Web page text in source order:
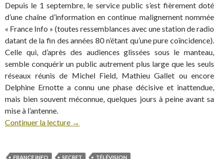
Depuis le 1 septembre, le service public s’est fièrement doté
d’une chaîne d’information en continue malignement nommée
« France Info » (toutes ressemblances avec une station de radio
datant de la fin des années 80 n’étant qu’une pure coïncidence).
Celle qui, d’après des audiences glissées sous le manteau,
semble conquérir un public autrement plus large que les seuls
réseaux réunis de Michel Field, Mathieu Gallet ou encore
Delphine Ernotte a connu une phase décisive et inattendue,
mais bien souvent méconnue, quelques jours à peine avant sa
mise à l’antenne.
Continuer la lecture →
FRANCE INFO SECRET TÉLÉVISION